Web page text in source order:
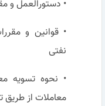
• دستورالعمل و
• قوانین و
نفتی
• نحوه تسویه
معاملات از طریق